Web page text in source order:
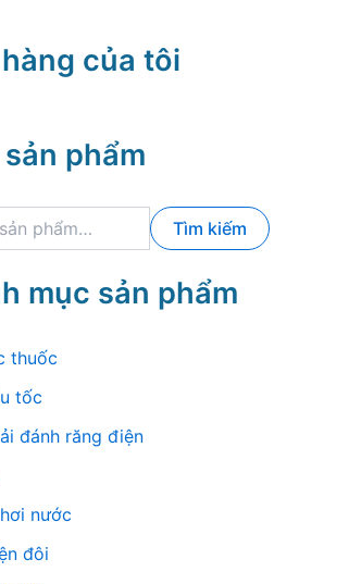
của tôi
phẩm
Tìm kiếm
mục sản phẩm
thuốc
tốc
đánh răng điện
nước
đôi